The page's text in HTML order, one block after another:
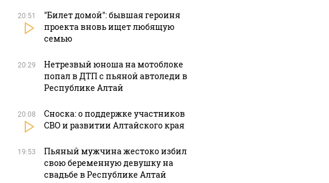
20:51
"Билет домой": бывшая героиня
проекта вновь ищет любящую
семью
20:29
Нетрезвый юноша на мотоблоке
попал в ДТП с пьяной автоледи в
Республике Алтай
20:08
Сноска: о поддержке участников
СВО и развитии Алтайского края
19:53
Пьяный мужчина жестоко избил
свою беременную девушку на
свадьбе в Республике Алтай